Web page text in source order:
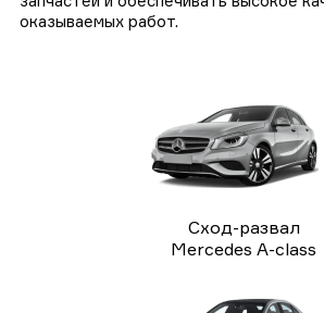
оказываемых работ.
Сход-развал
Mercedes A-class